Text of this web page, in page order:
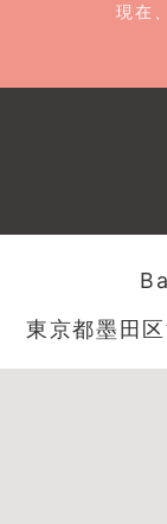
現在
東京都墨田